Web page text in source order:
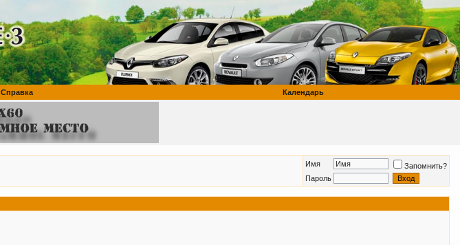
Справка Календарь
Имя
Запомнить?
Пароль